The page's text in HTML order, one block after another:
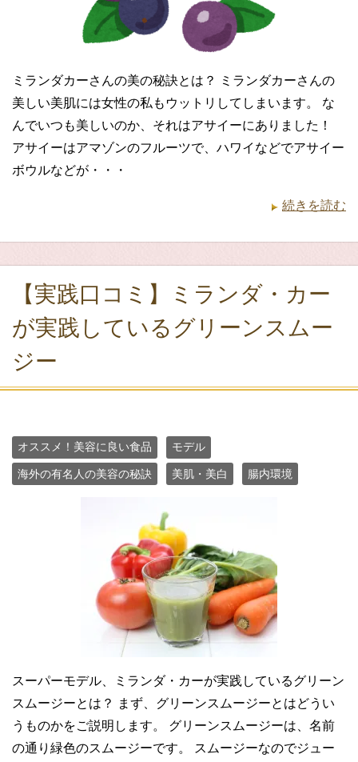
ミランダカーさんの美の秘訣とは？ ミランダカーさんの
美しい美肌には女性の私もウットリしてしまいます。 な
んでいつも美しいのか、それはアサイーにありました！
アサイーはアマゾンのフルーツで、ハワイなどでアサイー
ボウルなどが・・・
続きを読む
【実践口コミ】ミランダ・カー
が実践しているグリーンスムー
ジー
オススメ！美容に良い食品 モデル
海外の有名人の美容の秘訣 美肌・美白 腸内環境
スーパーモデル、ミランダ・カーが実践しているグリーン
スムージーとは？ まず、グリーンスムージーとはどうい
うものかをご説明します。 グリーンスムージーは、名前
の通り緑色のスムージーです。 スムージーなのでジュー